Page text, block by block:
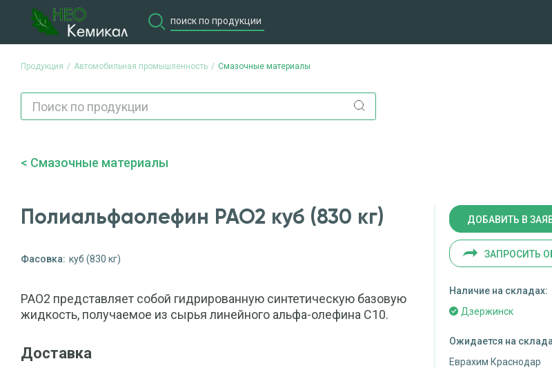
Продукция Автомобильная промышленность Смазочные материалы
Смазочные материалы
Полиальфаолефин PAO2 куб (830 кг)
Фасовка: куб (830 кг)
PAO2 представляет собой гидрированную синтетическую базовую
жидкость, получаемое из сырья линейного альфа-олефина C10.
Доставка
ДОБАВИТЬ В
ЗАПРОСИТЬ
Наличие на складах:
Дзержинск
Ожидается на
Еврахим Краснодар